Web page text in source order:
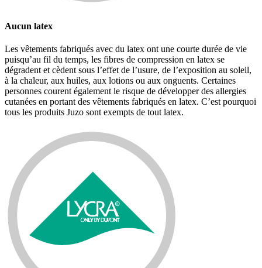
Aucun latex
Les vêtements fabriqués avec du latex ont une courte durée de vie
puisqu’au fil du temps, les fibres de compression en latex se
dégradent et cèdent sous l’effet de l’usure, de l’exposition au soleil,
à la chaleur, aux huiles, aux lotions ou aux onguents. Certaines
personnes courent également le risque de développer des allergies
cutanées en portant des vêtements fabriqués en latex. C’est pourquoi
tous les produits Juzo sont exempts de tout latex.